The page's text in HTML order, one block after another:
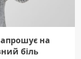
на
біль